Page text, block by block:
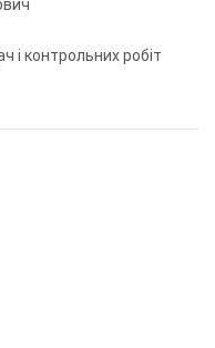
і контрольних робіт